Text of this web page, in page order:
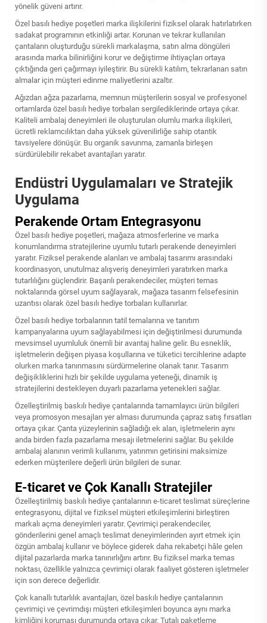
yönelik güveni artırır.
Özel basılı hediye poşetleri marka ilişkilerini fiziksel olarak hatırlatırken
sadakat programının etkinliği artar. Korunan ve tekrar kullanılan
çantaların oluşturduğu sürekli markalaşma, satın alma döngüleri
arasında marka bilinirliğini korur ve değiştirme ihtiyaçları ortaya
çıktığında geri çağırmayı iyileştirir. Bu sürekli katılım, tekrarlanan satın
almalar için müşteri edinme maliyetlerini azaltır.
Ağızdan ağza pazarlama, memnun müşterilerin sosyal ve profesyonel
ortamlarda özel basılı hediye torbaları sergilediklerinde ortaya çıkar.
Kaliteli ambalaj deneyimleri ile oluşturulan olumlu marka ilişkileri,
ücretli reklamcılıktan daha yüksek güvenilirliğe sahip otantik
tavsiyelere dönüşür. Bu organik savunma, zamanla birleşen
sürdürülebilir rekabet avantajları yaratır.
Endüstri Uygulamaları ve Stratejik
Uygulama
Perakende Ortam Entegrasyonu
Özel basılı hediye poşetleri, mağaza atmosferlerine ve marka
konumlandırma stratejilerine uyumlu tutarlı perakende deneyimleri
yaratır. Fiziksel perakende alanları ve ambalaj tasarımı arasındaki
koordinasyon, unutulmaz alışveriş deneyimleri yaratırken marka
tutarlılığını güçlendirir. Başarılı perakendeciler, müşteri temas
noktalarında görsel uyum sağlayarak, mağaza tasarım felsefesinin
uzantısı olarak özel basılı hediye torbaları kullanırlar.
Özel basılı hediye torbalarının tatil temalarına ve tanıtım
kampanyalarına uyum sağlayabilmesi için değiştirilmesi durumunda
mevsimsel uyumluluk önemli bir avantaj haline gelir. Bu esneklik,
işletmelerin değişen piyasa koşullarına ve tüketici tercihlerine adapte
olurken marka tanınmasını sürdürmelerine olanak tanır. Tasarım
değişikliklerini hızlı bir şekilde uygulama yeteneği, dinamik iş
stratejilerini destekleyen duyarlı pazarlama yetenekleri sağlar.
Özelleştirilmiş baskılı hediye çantalarında tamamlayıcı ürün bilgileri
veya promosyon mesajları yer alması durumunda çapraz satış fırsatları
ortaya çıkar. Çanta yüzeylerinin sağladığı ek alan, işletmelerin aynı
anda birden fazla pazarlama mesajı iletmelerini sağlar. Bu şekilde
ambalaj alanının verimli kullanımı, yatırımın getirisini maksimize
ederken müşterilere değerli ürün bilgileri de sunar.
E-ticaret ve Çok Kanallı Stratejiler
Özelleştirilmiş baskılı hediye çantalarının e-ticaret teslimat süreçlerine
entegrasyonu, dijital ve fiziksel müşteri etkileşimlerini birleştiren
markalı açma deneyimleri yaratır. Çevrimiçi perakendeciler,
gönderilerini genel amaçlı teslimat deneyimlerinden ayırt etmek için
özgün ambalaj kullanır ve böylece giderek daha rekabetçi hâle gelen
dijital pazarlarda marka tanınırlığını artırır. Bu fiziksel marka temas
noktası, özellikle yalnızca çevrimiçi olarak faaliyet gösteren işletmeler
için son derece değerlidir.
Çok kanallı tutarlılık avantajları, özel baskılı hediye çantalarının
çevrimiçi ve çevrimdışı müşteri etkileşimleri boyunca aynı marka
kimliğini koruması durumunda ortaya çıkar. Tutalı paketleme